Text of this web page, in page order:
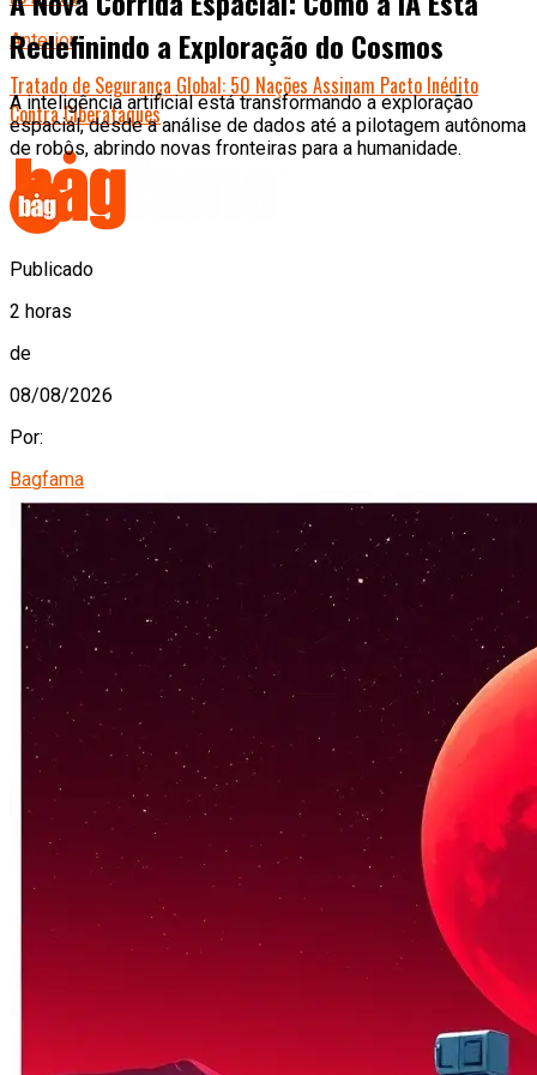
Anterior
Tratado de Segurança Global: 50 Nações Assinam Pacto Inédito
Contra Ciberataques
Redefinindo a Exploração do Cosmos
A inteligência artificial está transformando a exploração
espacial, desde a análise de dados até a pilotagem autônoma
de robôs, abrindo novas fronteiras para a humanidade.
Publicado
2 horas
de
08/08/2026
Por:
Bagfama